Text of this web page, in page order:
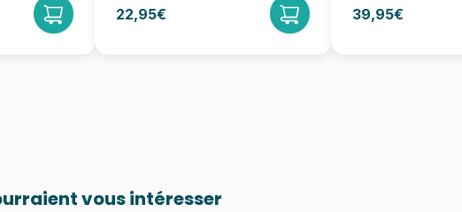
22,95€ 39,95€
vous intéresser